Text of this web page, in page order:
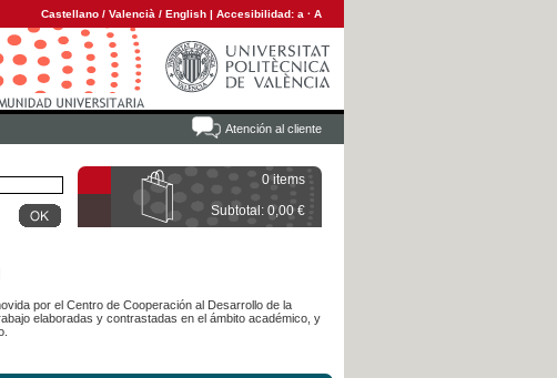
Castellano / Valencià / English | Accesibilidad: a · A
Atención al cliente
0 items
Subtotal: 0,00 €
por el Centro de Cooperación al Desarrollo de la
elaboradas y contrastadas en el ámbito académico, y